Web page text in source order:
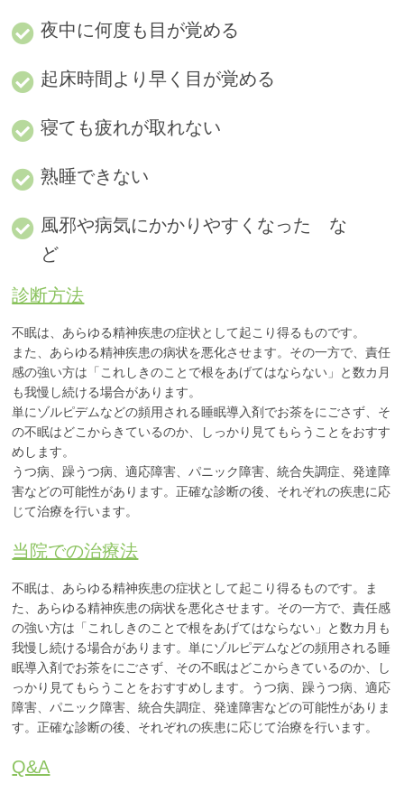
夜中に何度も目が覚める
起床時間より早く目が覚める
寝ても疲れが取れない
熟睡できない
風邪や病気にかかりやすくなった な
ど
診断方法
不眠は、あらゆる精神疾患の症状として起こり得るものです。
また、あらゆる精神疾患の病状を悪化させます。その一方で、責任
感の強い方は「これしきのことで根をあげてはならない」と数カ月
も我慢し続ける場合があります。
単にゾルピデムなどの頻用される睡眠導入剤でお茶をにごさず、そ
の不眠はどこからきているのか、しっかり見てもらうことをおすす
めします。
うつ病、躁うつ病、適応障害、パニック障害、統合失調症、発達障
害などの可能性があります。正確な診断の後、それぞれの疾患に応
じて治療を行います。
当院での治療法
不眠は、あらゆる精神疾患の症状として起こり得るものです。ま
た、あらゆる精神疾患の病状を悪化させます。その一方で、責任感
の強い方は「これしきのことで根をあげてはならない」と数カ月も
我慢し続ける場合があります。単にゾルピデムなどの頻用される睡
眠導入剤でお茶をにごさず、その不眠はどこからきているのか、し
っかり見てもらうことをおすすめします。うつ病、躁うつ病、適応
障害、パニック障害、統合失調症、発達障害などの可能性がありま
す。正確な診断の後、それぞれの疾患に応じて治療を行います。
Q&A